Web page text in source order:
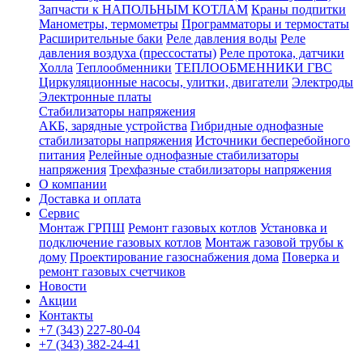
Запчасти к НАПОЛЬНЫМ КОТЛАМ Краны подпитки
Манометры, термометры Программаторы и термостаты
Расширительные баки Реле давления воды Реле
давления воздуха (прессостаты) Реле протока, датчики
Холла Теплообменники ТЕПЛООБМЕННИКИ ГВС
Циркуляционные насосы, улитки, двигатели Электроды
Электронные платы
Стабилизаторы напряжения
АКБ, зарядные устройства Гибридные однофазные
стабилизаторы напряжения Источники бесперебойного
питания Релейные однофазные стабилизаторы
напряжения Трехфазные стабилизаторы напряжения
О компании
Доставка и оплата
Сервис
Монтаж ГРПШ Ремонт газовых котлов Установка и
подключение газовых котлов Монтаж газовой трубы к
дому Проектирование газоснабжения дома Поверка и
ремонт газовых счетчиков
Новости
Акции
Контакты
+7 (343) 227-80-04
+7 (343) 382-24-41